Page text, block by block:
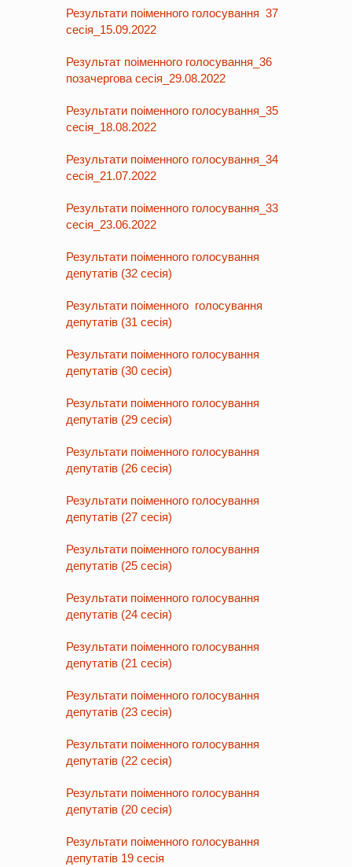
Результати поіменного голосування 37
сесія_15.09.2022
Результат поіменного голосування_36
позачергова сесія_29.08.2022
Результати поіменного голосування_35
сесія_18.08.2022
Результати поіменного голосування_34
сесія_21.07.2022
Результати поіменного голосування_33
сесія_23.06.2022
Результати поіменного голосування
депутатів (32 сесія)
Результати поіменного голосування
депутатів (31 сесія)
Результати поіменного голосування
депутатів (30 сесія)
Результати поіменного голосування
депутатів (29 сесія)
Результати поіменного голосування
депутатів (26 сесія)
Результати поіменного голосування
депутатів (27 сесія)
Результати поіменного голосування
депутатів (25 сесія)
Результати поіменного голосування
депутатів (24 сесія)
Результати поіменного голосування
депутатів (21 сесія)
Результати поіменного голосування
депутатів (23 сесія)
Результати поіменного голосування
депутатів (22 сесія)
Результати поіменного голосування
депутатів (20 сесія)
Результати поіменного голосування
депутатів 19 сесія